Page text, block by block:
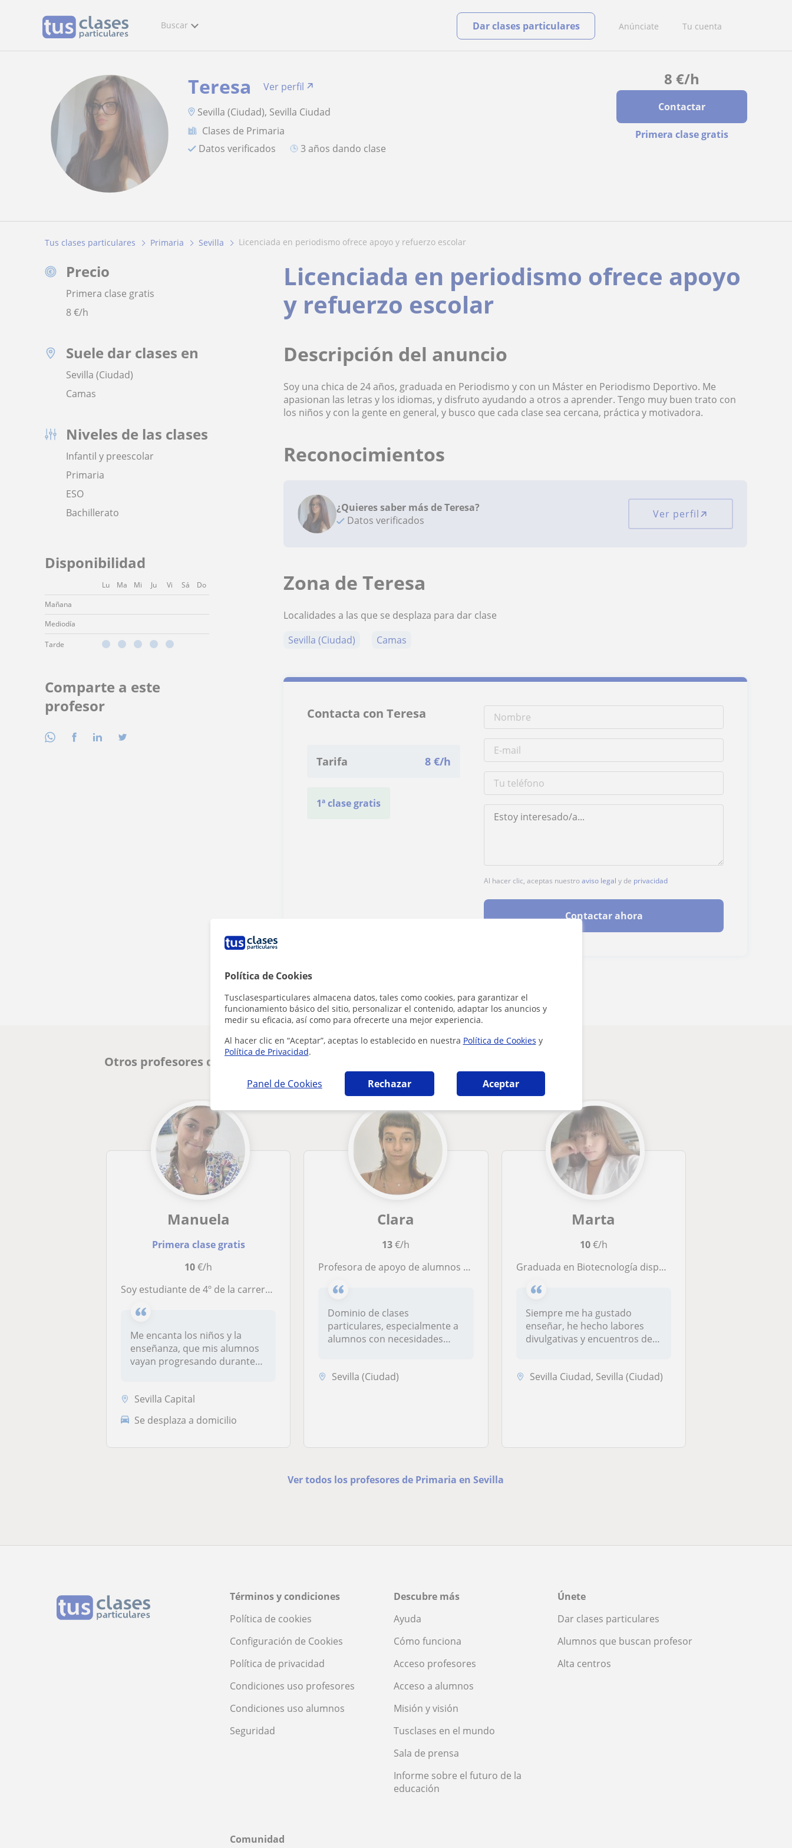
Política de Cookies
Tusclasesparticulares almacena datos, tales como cookies, para garantizar el
funcionamiento básico del sitio, personalizar el contenido, adaptar los anuncios y
medir su eficacia, así como para ofrecerte una mejor experiencia.
Al hacer clic en “Aceptar”, aceptas lo establecido en nuestra Política de Cookies y
Política de Privacidad.
Panel de Cookies Rechazar Aceptar
Buscar Anúnciate Tu cuenta
Dar clases particulares
8 €/h
Contactar
Primera clase gratis
Teresa
Ver perfil
Sevilla (Ciudad), Sevilla Ciudad
Clases de Primaria
Datos verificados
3 años dando clase
Tus clases particulares Primaria Sevilla licenciada en periodismo ofrece apoyo y refuerzo escolar
Precio
Primera clase gratis
8€/h
Suele dar clases en
Sevilla (Ciudad)
Camas
Niveles de las clases
Infantil y preescolar
Primaria
ESO
Bachillerato
Disponibilidad
Lu Ma Mi Ju Vi Sá
Do
Mañana
Mediodía
Tarde
Comparte a este
profesor
Licenciada en periodismo ofrece apoyo
y refuerzo escolar
Descripción del anuncio
Soy una chica de 24 años, graduada en Periodismo y con un Máster en Periodismo Deportivo. Me
apasionan las letras y los idiomas, y disfruto ayudando a otros a aprender. Tengo muy buen trato con
los niños y con la gente en general, y busco que cada clase sea cercana, práctica y motivadora.
Reconocimientos
¿Quieres saber más de Teresa?
Datos verificados
Ver perfil
Zona de Teresa
Localidades a las que se desplaza para dar clase
Sevilla (Ciudad)
Camas
Contacta con Teresa
Tarifa 8 €/h
1ª clase gratis
Al hacer clic, aceptas nuestroaviso legal y de privacidad
Contactar ahora
¿Hay algún error en este perfil?
Otros profesores de Primaria en Sevilla que pueden interesarte
Manuela
Primera clase gratis
10€/h
Soy estudiante de 4º de la carrera de Educación Primaria, me encanta compartir mi tiempo con los niños y ayudarlos a progresar.
Me encanta los niños y la
enseñanza, que mis alumnos
vayan progresando durante
Sevilla Capital
Se desplaza a domicilio
Clara
13€/h
Profesora de apoyo de alumnos con necesidades educativas especiales, y de alumnos que necesiten un apoyo básico
Dominio de clases
particulares, especialmente a
alumnos con necesidades
Sevilla (Ciudad)
Marta
10€/h
Graduada en Biotecnología dispuesta para hacer de apoyo a estudiantes de la ESO.
Siempre me ha gustado
enseñar, he hecho labores
divulgativas y encuentros de
Sevilla Ciudad, Sevilla (Ciudad)
Ver todos los profesores de Primaria en Sevilla
Términos y condiciones
Política de cookies
Configuración de Cookies
Política de privacidad
Condiciones uso profesores
Condiciones uso alumnos
Seguridad
Descubre más
Ayuda
Cómo funciona
Acceso profesores
Acceso a alumnos
Misión y visión
Tusclases en el mundo
Sala de prensa
Informe sobre el futuro de la
educación
Únete
Dar clases particulares
Alumnos que buscan profesor
Alta centros
Comunidad